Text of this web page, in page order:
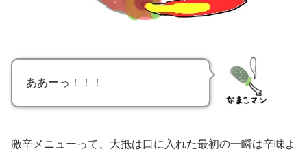
ああーっ！！！
激辛メニューって、大抵は口に入れた最初の一瞬は辛味よ